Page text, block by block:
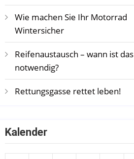
Wie machen Sie Ihr Motorrad
Wintersicher
Reifenaustausch – wann ist das
notwendig?
Rettungsgasse rettet leben!
Kalender